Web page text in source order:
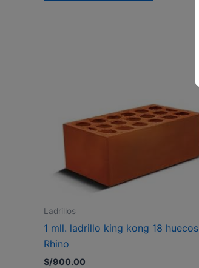
Ladrillos
1 mll. ladrillo king kong 18 huecos
Rhino
S/900.00